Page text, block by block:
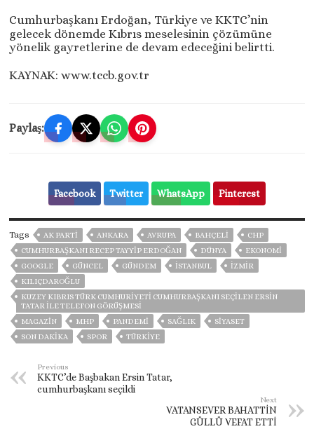
Cumhurbaşkanı Erdoğan, Türkiye ve KKTC’nin
gelecek dönemde Kıbrıs meselesinin çözümüne
yönelik gayretlerine de devam edeceğini belirtti.
KAYNAK: www.tccb.gov.tr
Paylaş:
Facebook Twitter WhatsApp Pinterest
Tags AK PARTİ ANKARA AVRUPA BAHÇELİ
CHP
CUMHURBAŞKANI RECEP TAYYIP ERDOĞAN
DÜNYA
EKONOMİ
GOOGLE
GÜNCEL GÜNDEM ISTANBUL
İZMIR
KILIÇDAROĞLU
KUZEY KIBRIS TÜRK CUMHURIYETI CUMHURBAŞKANI SEÇILEN ERSIN
TATAR ILE TELEFON GÖRÜŞMESI
MAGAZİN
MHP PANDEMİ SAĞLIK
SİYASET
SON DAKIKA
SPOR TÜRKİYE
Previous
KKTC’de Başbakan Ersin Tatar,
cumhurbaşkanı seçildi
Next
VATANSEVER BAHATTİN
GÜLLÜ VEFAT ETTİ